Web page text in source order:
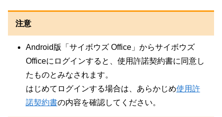
注意
Android版「サイボウズ Office」からサイボウズ
Officeにログインすると、使用許諾契約書に同意し
たものとみなされます。
はじめてログインする場合は、あらかじめ使用許
諾契約書の内容を確認してください。